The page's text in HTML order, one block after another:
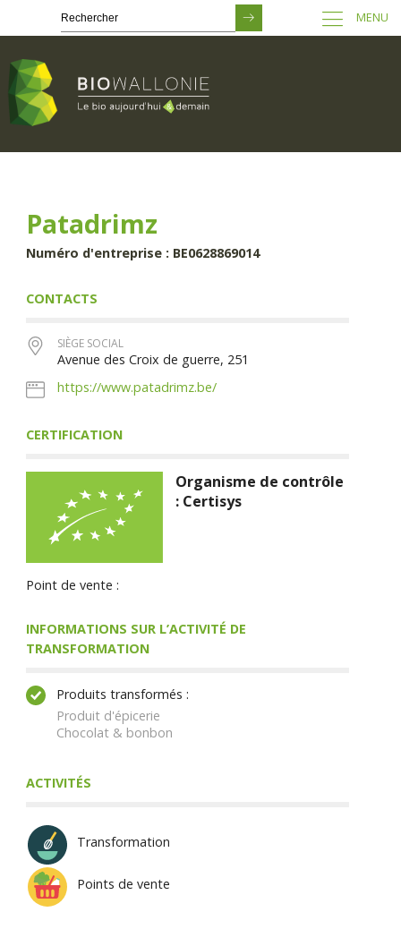
principal
MENU
Patadrimz
Numéro d'entreprise : BE0628869014
CONTACTS
SIÈGE SOCIAL
Avenue des Croix de guerre, 251
https://www.patadrimz.be/
CERTIFICATION
Organisme de contrôle
: Certisys
Point de vente :
INFORMATIONS SUR L’ACTIVITÉ DE
TRANSFORMATION
Produits transformés :
Produit d'épicerie
Chocolat & bonbon
ACTIVITÉS
Transformation
Points de vente